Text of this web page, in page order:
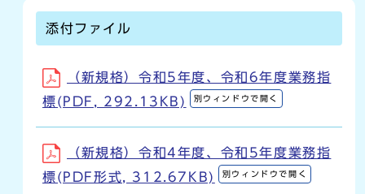
添付ファイル
（新規格）令和5年度、令和6年度業務指
標(PDF, 292.13KB)
別ウィンドウで開く
（新規格）令和4年度、令和5年度業務指
標(PDF形式, 312.67KB)
別ウィンドウで開く